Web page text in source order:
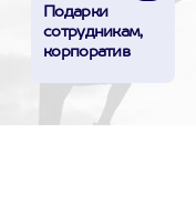
Подарки
сотрудникам,
корпоратив